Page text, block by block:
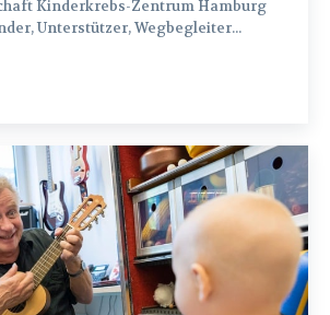
Kinderkrebs-Zentrum Hamburg
Unterstützer, Wegbegleiter...